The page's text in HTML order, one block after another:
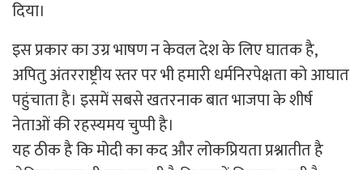
दिया।
इस प्रकार का उग्र भाषण न केवल देश के लिए घातक है,
अपितु अंतरराष्ट्रीय स्तर पर भी हमारी धर्मनिरपेक्षता को आघात
पहुंचाता है। इसमें सबसे खतरनाक बात भाजपा के शीर्ष
नेताओं की रहस्यमय चुप्पी है।
यह ठीक है कि मोदी का कद और लोकप्रियता प्रश्नातीत है